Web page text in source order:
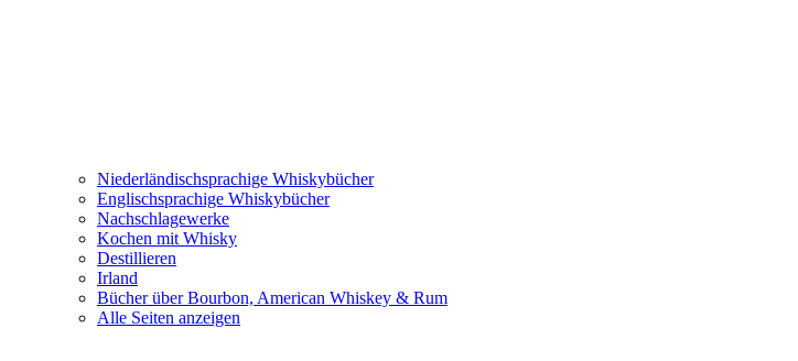
Niederländischsprachige Whiskybücher
Englischsprachige Whiskybücher
Nachschlagewerke
Kochen mit Whisky
Destillieren
Irland
Bücher über Bourbon, American Whiskey & Rum
Alle Seiten anzeigen